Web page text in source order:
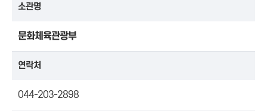
소관명
문화체육관광부
연락처
044-203-2898